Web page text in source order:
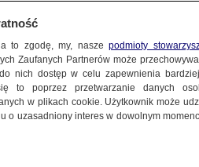
to zgodę, my, naszepodmioty
Zaufanych Partnerów może
nich dostęp w celu zapewnienia
to poprzez przetwarzanie danych
w plikach cookie. Użytkownik może
o uzasadniony interes w dowolnym